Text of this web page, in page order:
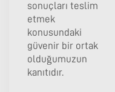
sonuçları teslim
etmek
konusundaki
güvenir bir ortak
olduğumuzun
kanıtıdır.